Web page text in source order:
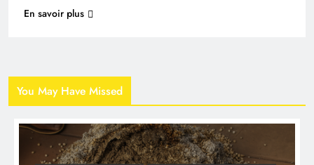
En savoir plus
You May Have Missed